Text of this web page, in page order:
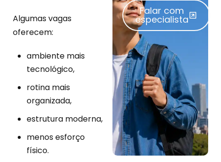
Algumas vagas
oferecem:
ambiente mais
tecnológico,
rotina mais
organizada,
estrutura moderna,
menos esforço
físico.
Falar com
especialista